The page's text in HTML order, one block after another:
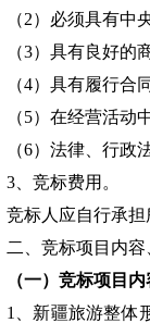
（2）必须具有中
（3）具有良好的
（4）具有履行合
（5）在经营活动
（6）法律、行政
3、竞标费用。
竞标人应自行承担
二、竞标项目内
（一）竞标项目内
1、新疆旅游整体